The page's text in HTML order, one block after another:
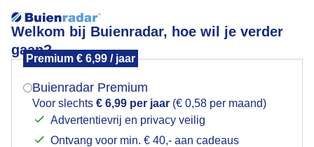
Welkom bij Buienradar, hoe wil je verder
gaan?
Premium € 6,99 / jaar
Buienradar Premium
Voor slechts € 6,99 per jaar (€ 0,58 per maand)
Advertentievrij en privacy veilig
Ontvang voor min. € 40,- aan cadeaus
Zon en wolken vanmorgen
Mogen we je locatie gebruiken voor het
Indien je hier nog geen akkoord op hebt gegeven,